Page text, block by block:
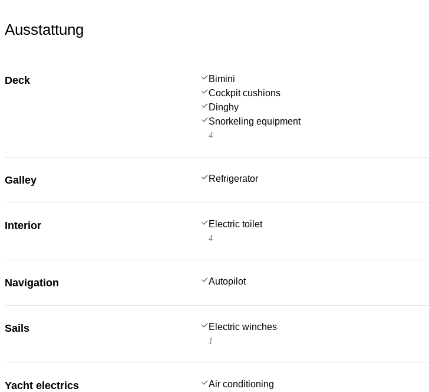
Ausstattung
Deck Bimini
Cockpit cushions
Dinghy
Snorkeling equipment
4
Galley Refrigerator
Interior Electric toilet
4
Navigation Autopilot
Sails Electric winches
1
Yacht electrics Air conditioning